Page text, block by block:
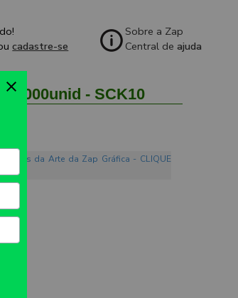
cadastre-se
Sobre a Zap
Central deajuda
- 1000unid - SCK10
da Arte da Zap Gráfica - CLIQUE